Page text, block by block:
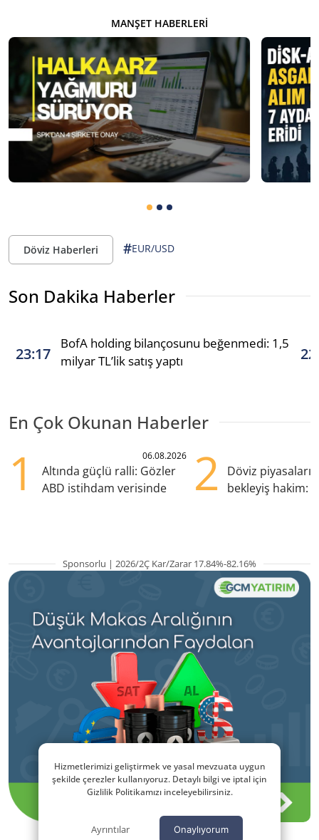
MANŞET HABERLERI
Döviz Haberleri #EUR/USD
Son Dakika Haberler
23:17
BofA holding bilançosunu beğenmedi: 1,5
milyar TL’lik satış yaptı
En Çok Okunan Haberler
1 06.08.2026
Altında güçlü ralli: Gözler
ABD istihdam verisinde
2
Döviz
bekleyiş hakim:
Sponsorlu | 2026/2Ç Kar/Zarar 17.84%-82.16%
Hizmetlerimizi geliştirmek ve yasal mevzuata uygun
şekilde çerezler kullanıyoruz. Detaylı bilgi ve iptal için
Gizlilik Politikamızı inceleyebilirsiniz.
Ayrıntılar Onaylıyorum